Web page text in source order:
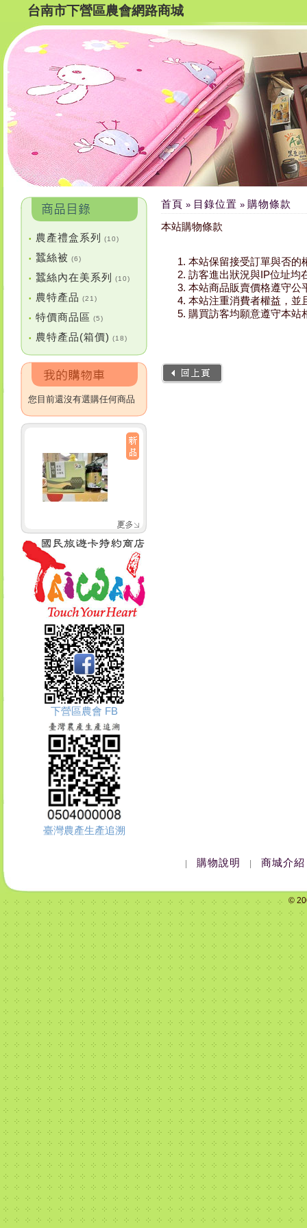
台南市下營區農會網路商城
• 農產禮盒系列 (10)
• 蠶絲被 (6)
• 蠶絲內在美系列 (10)
• 農特產品 (21)
• 特價商品區 (5)
• 農特產品(箱價) (18)
您目前還沒有選購任何商品
下營區農會 FB
臺灣農產生產追溯
首頁 » 目錄位置 » 購物條款
本站購物條款
本站保留接受訂單與否的
訪客進出狀況與IP位址均
本站商品販賣價格遵守公
本站注重消費者權益，並
購買訪客均願意遵守本站
購物說明 商城介紹
©